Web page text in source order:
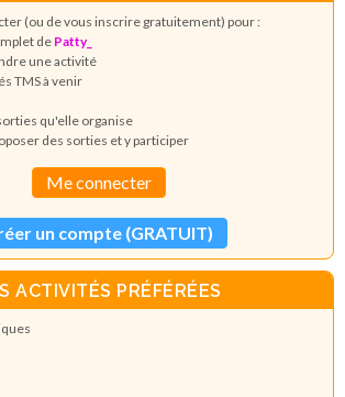
(ou de vous inscrire gratuitement) pour :
dePatty_
une activité
TMS à venir
qu'elle organise
des sorties et y participer
Me connecter
un compte (GRATUIT)
ACTIVITÉS PRÉFÉRÉES